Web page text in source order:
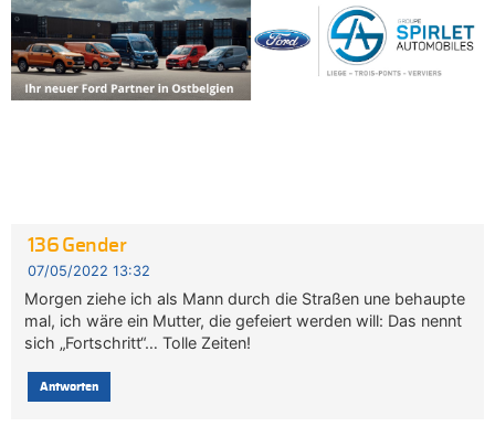
136 Gender
07/05/2022 13:32
Morgen ziehe ich als Mann durch die Straßen une behaupte
mal, ich wäre ein Mutter, die gefeiert werden will: Das nennt
sich „Fortschritt“… Tolle Zeiten!
Antworten